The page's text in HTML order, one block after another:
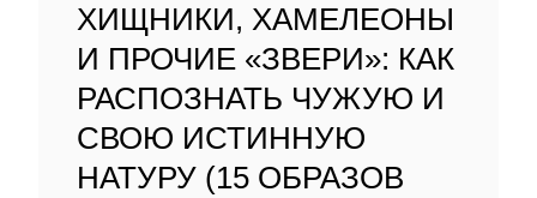
ХИЩНИКИ, ХАМЕЛЕОНЫ
И ПРОЧИЕ «ЗВЕРИ»: КАК
РАСПОЗНАТЬ ЧУЖУЮ И
СВОЮ ИСТИННУЮ
НАТУРУ (15 ОБРАЗОВ